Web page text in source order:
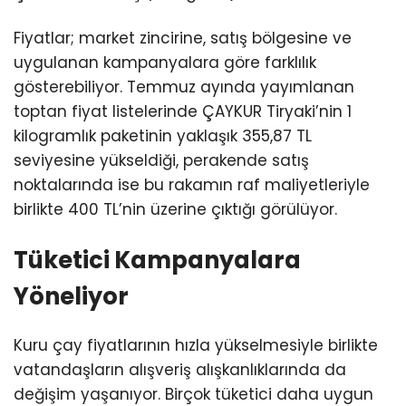
Fiyatlar; market zincirine, satış bölgesine ve
uygulanan kampanyalara göre farklılık
gösterebiliyor. Temmuz ayında yayımlanan
toptan fiyat listelerinde ÇAYKUR Tiryaki’nin 1
kilogramlık paketinin yaklaşık 355,87 TL
seviyesine yükseldiği, perakende satış
noktalarında ise bu rakamın raf maliyetleriyle
birlikte 400 TL’nin üzerine çıktığı görülüyor.
Tüketici Kampanyalara
Yöneliyor
Kuru çay fiyatlarının hızla yükselmesiyle birlikte
vatandaşların alışveriş alışkanlıklarında da
değişim yaşanıyor. Birçok tüketici daha uygun